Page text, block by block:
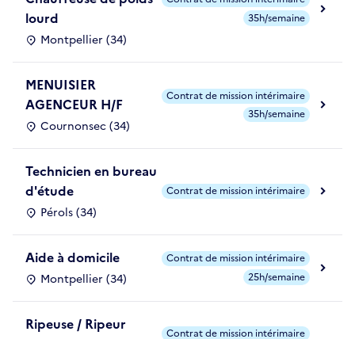
lourd
Montpellier (34)
35h/semaine
MENUISIER
AGENCEUR H/F
Cournonsec (34)
Contrat de mission intérimaire
35h/semaine
Technicien en bureau
d'étude
Pérols (34)
Contrat de mission intérimaire
Aide à domicile
Montpellier (34)
Contrat de mission intérimaire
25h/semaine
Ripeuse / Ripeur
Contrat de mission intérimaire